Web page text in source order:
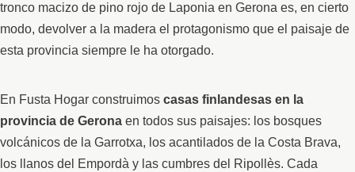
tronco macizo de pino rojo de Laponia en Gerona es, en cierto
modo, devolver a la madera el protagonismo que el paisaje de
esta provincia siempre le ha otorgado.
En Fusta Hogar construimos casas finlandesas en la
provincia de Gerona en todos sus paisajes: los bosques
volcánicos de la Garrotxa, los acantilados de la Costa Brava,
los llanos del Empordà y las cumbres del Ripollès. Cada